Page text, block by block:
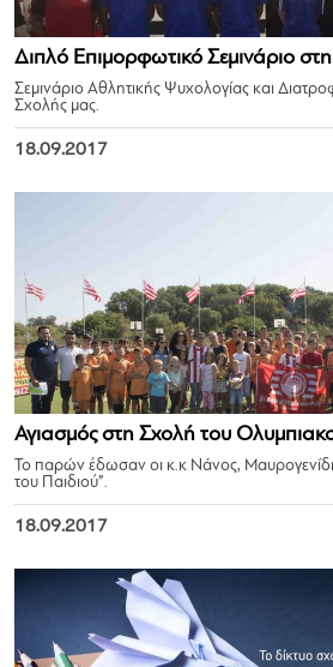
Διπλό Επιμορφωτικό Σεμινάριο
Σεμινάριο Αθλητικής Ψυχολογίας και
Σχολής μας.
18.09.2017
Αγιασμός στη Σχολή του
Το παρών έδωσαν οι κ.κ Νάνος,
του Παιδιού”.
18.09.2017